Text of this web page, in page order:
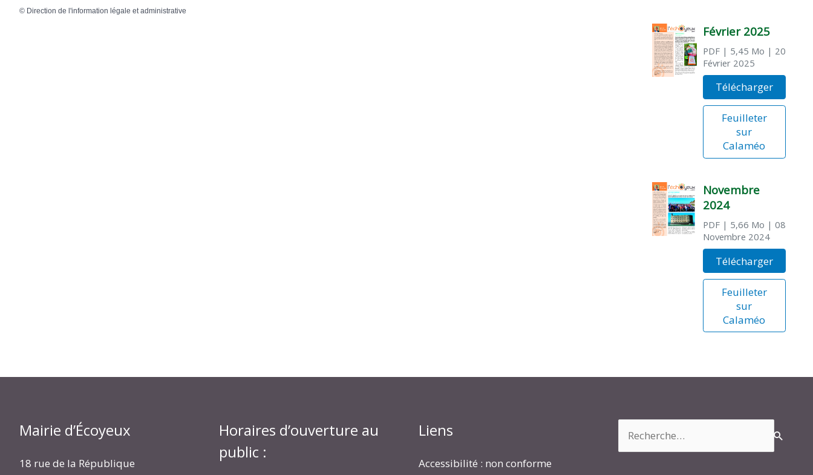
© Direction de l'information légale et administrative
Février 2025
PDF| 5,45 Mo | 20
Février 2025
Télécharger
Feuilleter
sur
Calaméo
Novembre
2024
PDF| 5,66 Mo | 08
Novembre 2024
Télécharger
Feuilleter
sur
Calaméo
Mairie d’Écoyeux
18 rue de la République
Horaires d’ouverture au
public :
Liens
Accessibilité : non conforme